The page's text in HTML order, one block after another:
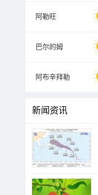
阿勒旺
巴尔的姆
阿布辛拜勒
新闻资讯